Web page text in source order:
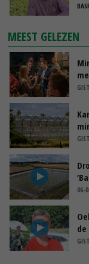
BASF
MEEST GELEZEN
06-